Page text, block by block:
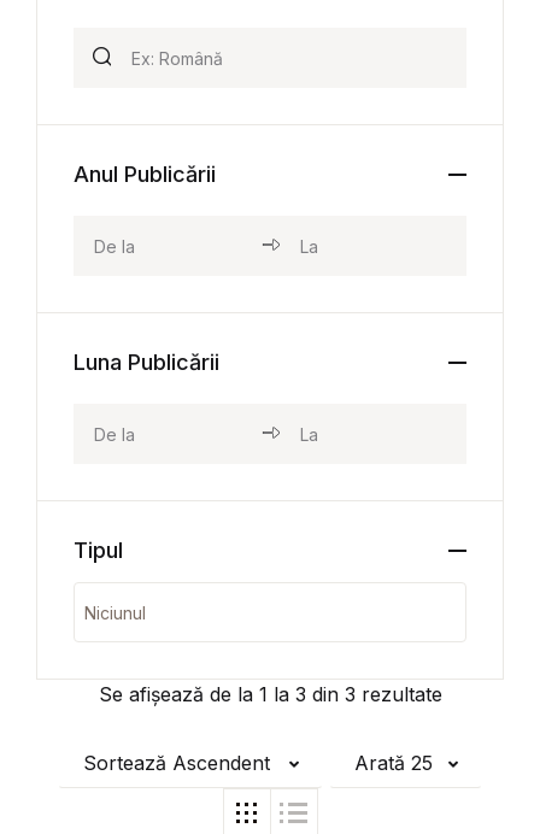
Se afișează de la 1 la 3 din 3 rezultate
Sortează Ascendent Arată 25
Anul Publicării
Luna Publicării
Tipul